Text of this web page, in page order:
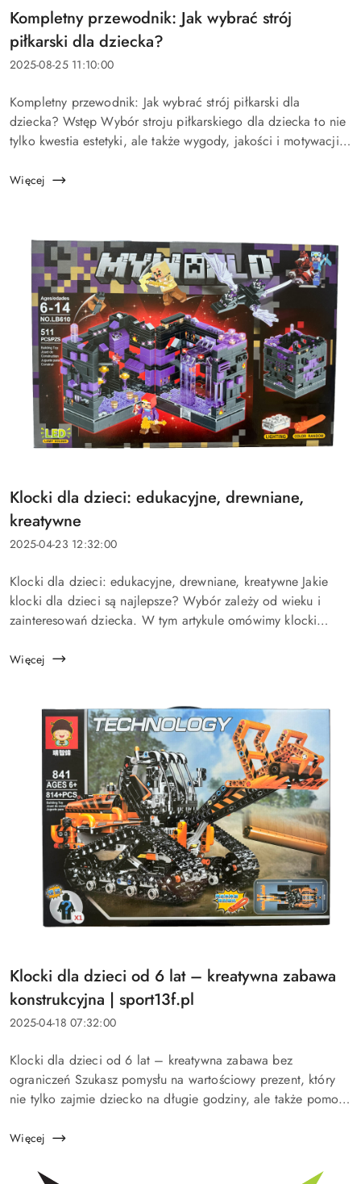
Tytuł
artykułu:
Kompletny przewodnik: Jak wybrać strój
piłkarski dla dziecka?
Data
2025-08-25 11:10:00
Treść
artykułu:
Kompletny przewodnik: Jak wybrać strój piłkarski dla
dziecka? Wstęp Wybór stroju piłkarskiego dla dziecka to nie
tylko kwestia estetyki, ale także wygody, jakości i motywacji
Więcej
Tytuł
artykułu:
Klocki dla dzieci: edukacyjne, drewniane,
kreatywne
Data
2025-04-23 12:32:00
Treść
artykułu:
Klocki dla dzieci: edukacyjne, drewniane, kreatywne Jakie
klocki dla dzieci są najlepsze? Wybór zależy od wieku i
zainteresowań dziecka. W tym artykule omówimy klocki
wpływają na rozw&...
Więcej
Tytuł
artykułu:
Klocki dla dzieci od 6 lat – kreatywna zabawa
konstrukcyjna | sport13f.pl
Data
2025-04-18 07:32:00
Treść
artykułu:
Klocki dla dzieci od 6 lat – kreatywna zabawa bez
ograniczeń Szukasz pomysłu na wartościowy prezent, który
nie tylko zajmie dziecko na długie godziny, ale także pomoże
myślenie? Klocki dla...
Więcej